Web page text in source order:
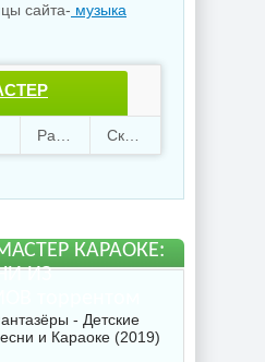
сайта- музыка
28 4.37 Gb
КАРАОКЕ:
ИЗ
торрентом
- Детские
и Караоке (2019)